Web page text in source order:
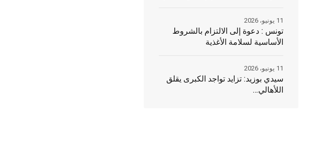
تونس : دعوة إلى الالتزام بالشروط
الأساسية لسلامة الأغذية
11 يونيو، 2026
سيدي بوزيد: تزايد تواجد الكبرى يقلق
اللأهالي…
11 يونيو، 2026